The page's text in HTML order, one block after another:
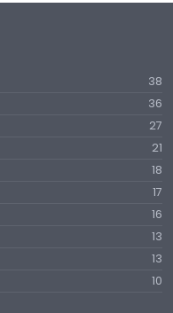
38
36
27
21
18
17
16
13
13
10